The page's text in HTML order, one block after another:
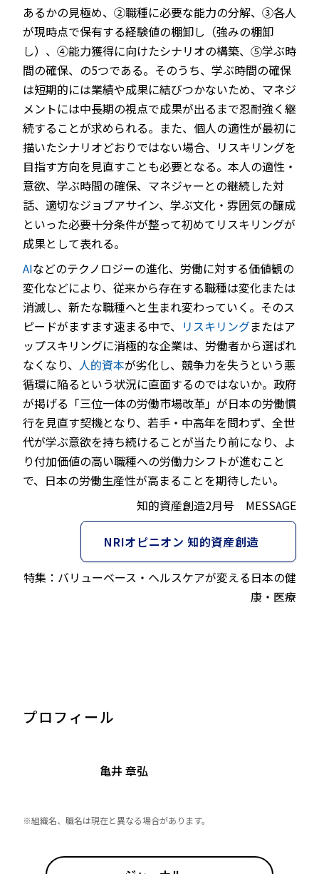
あるかの見極め、②職種に必要な能力の分解、③各人
が現時点で保有する経験値の棚卸し（強みの棚卸
し）、④能力獲得に向けたシナリオの構築、⑤学ぶ時
間の確保、の5つである。そのうち、学ぶ時間の確保
は短期的には業績や成果に結びつかないため、マネジ
メントには中長期の視点で成果が出るまで忍耐強く継
続することが求められる。また、個人の適性が最初に
描いたシナリオどおりではない場合、リスキリングを
目指す方向を見直すことも必要となる。本人の適性・
意欲、学ぶ時間の確保、マネジャーとの継続した対
話、適切なジョブアサイン、学ぶ文化・雰囲気の醸成
といった必要十分条件が整って初めてリスキリングが
成果として表れる。
AIなどのテクノロジーの進化、労働に対する価値観の
変化などにより、従来から存在する職種は変化または
消滅し、新たな職種へと生まれ変わっていく。そのス
ピードがますます速まる中で、 リスキリングまたはア
ップスキリングに消極的な企業は、労働者から選ばれ
なくなり、 人的資本が劣化し、競争力を失うという悪
循環に陥るという状況に直面するのではないか。政府
が掲げる「三位一体の労働市場改革」が日本の労働慣
行を見直す契機となり、若手・中高年を問わず、全世
代が学ぶ意欲を持ち続けることが当たり前になり、よ
り付加価値の高い職種への労働力シフトが進むこと
で、日本の労働生産性が高まることを期待したい。
知的資産創造2月号 MESSAGE
NRIオピニオン 知的資産創造
特集：バリューベース・ヘルスケアが変える日本の健
康・医療
プロフィール
亀井 章弘
※組織名、職名は現在と異なる場合があります。